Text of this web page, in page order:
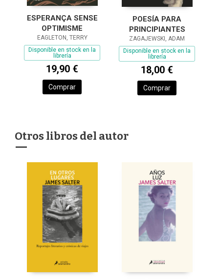
ESPERANÇA SENSE
OPTIMISME
EAGLETON, TERRY
Disponible en stock en la
librería
19,90 €
Comprar
POESÍA PARA
PRINCIPIANTES
ZAGAJEWSKI, ADAM
Disponible en stock en la
librería
18,00 €
Comprar
Otros libros del autor